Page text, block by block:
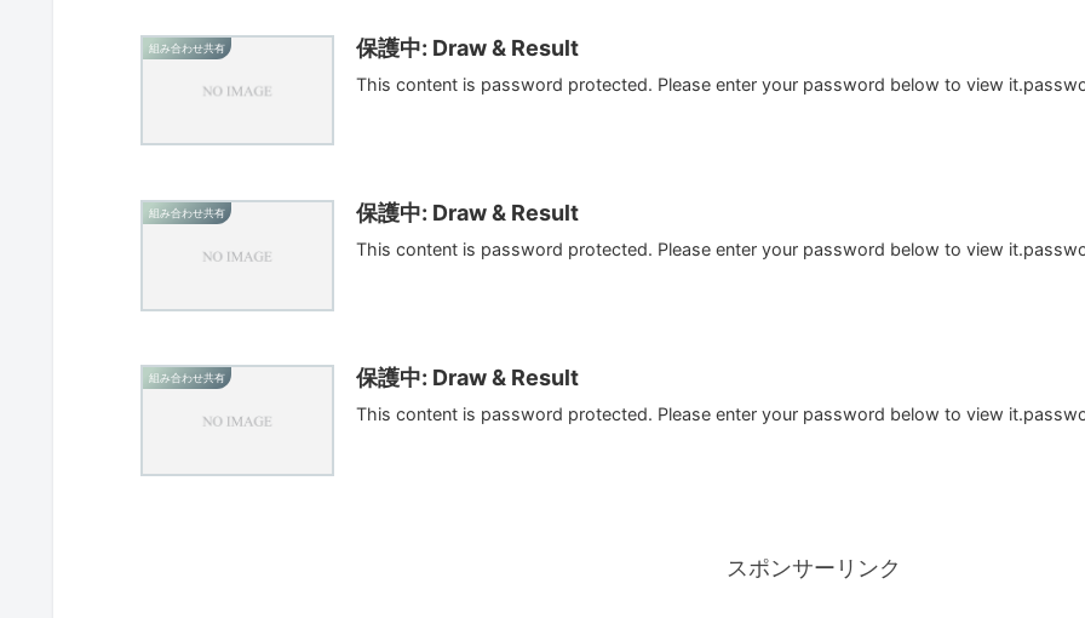
組み合わせ共有 保護中: Draw & Result
This content is password protected. Please enter your password below to view
組み合わせ共有 保護中: Draw & Result
This content is password protected. Please enter your password below to view
組み合わせ共有 保護中: Draw & Result
This content is password protected. Please enter your password below to view
スポンサーリンク